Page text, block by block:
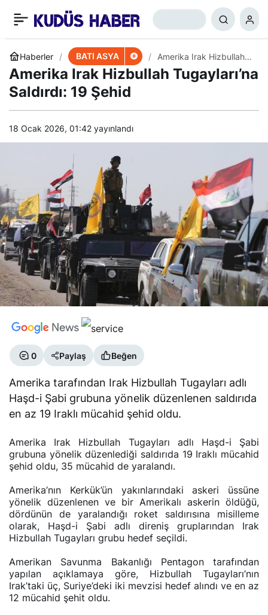
Haberler BATI ASYA
Amerika Irak Hizbullah
Tugayları’na Saldırdı: 19
Şehid
Amerika Irak Hizbullah Tugayları’na
Saldırdı: 19 Şehid
18 Ocak 2026, 01:42 yayınlandı
0 Paylaş Beğen
Amerika tarafından Irak Hizbullah Tugayları adlı
Haşd-i Şabi grubuna yönelik düzenlenen saldırıda
en az 19 Iraklı mücahid şehid oldu.
Amerika Irak Hizbullah Tugayları adlı Haşd-i Şabi
grubuna yönelik düzenlediği saldırıda 19 Iraklı mücahid
şehid oldu, 35 mücahid de yaralandı.
Amerika’nın Kerkük’ün yakınlarındaki askeri üssüne
yönelik düzenlenen ve bir Amerikalı askerin öldüğü,
dördünün de yaralandığı roket saldırısına misilleme
olarak, Haşd-i Şabi adlı direniş gruplarından Irak
Hizbullah Tugayları grubu hedef seçildi.
Amerikan Savunma Bakanlığı Pentagon tarafından
yapılan açıklamaya göre, Hizbullah Tugayları’nın
Irak’taki üç, Suriye’deki iki mevzisi hedef alındı ve en az
12 mücahid şehit oldu.
Irak Hizbullah
Tugayları’ndan ABD
Saldırısı Açıklaması
+ 0 Paylaş